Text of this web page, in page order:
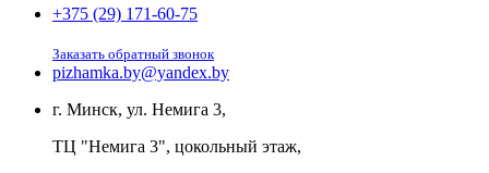
+375 (29) 171-60-75
Заказать обратный звонок
pizhamka.by@yandex.by
г. Минск, ул. Немига 3,
ТЦ "Немига 3", цокольный этаж,